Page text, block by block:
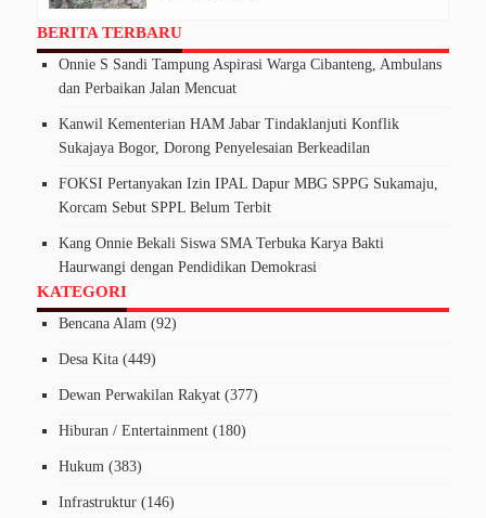
BERITA TERBARU
Onnie S Sandi Tampung Aspirasi Warga Cibanteng, Ambulans
dan Perbaikan Jalan Mencuat
Kanwil Kementerian HAM Jabar Tindaklanjuti Konflik
Sukajaya Bogor, Dorong Penyelesaian Berkeadilan
FOKSI Pertanyakan Izin IPAL Dapur MBG SPPG Sukamaju,
Korcam Sebut SPPL Belum Terbit
Kang Onnie Bekali Siswa SMA Terbuka Karya Bakti
Haurwangi dengan Pendidikan Demokrasi
KATEGORI
Bencana Alam (92)
Desa Kita (449)
Dewan Perwakilan Rakyat (377)
Hiburan / Entertainment (180)
Hukum (383)
Infrastruktur (146)